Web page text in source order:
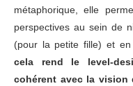
métaphorique, elle
perspectives au sein de
(pour la petite fille) et en
cela rend le level-
cohérent avec la